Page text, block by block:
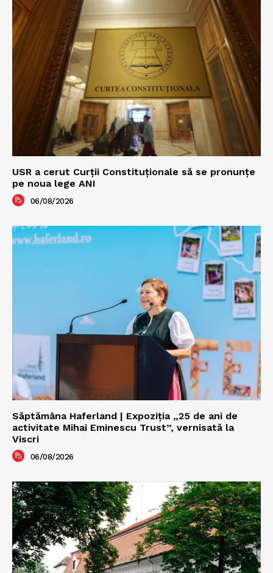
USR a cerut Curții Constituționale să se pronunțe
pe noua lege ANI
06/08/2026
Săptămâna Haferland | Expoziţia „25 de ani de
activitate Mihai Eminescu Trust”, vernisată la
Viscri
06/08/2026